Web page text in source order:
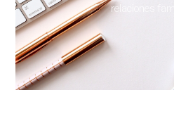
relaciones